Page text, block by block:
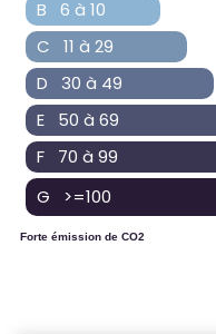
B 6 à 10
C 11 à 29
D 30 à 49
E 50 à 69
F 70 à 99
G >=100
Forte émission de CO2